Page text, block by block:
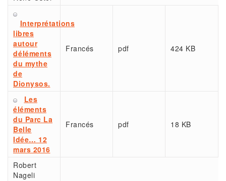
Interprétations
libres
autour
déléments
du mythe
de
Dionysos.
Francés pdf 424 KB
Les
éléments
du Parc La
Belle
Idée… 12
mars 2016
Francés pdf 18 KB
Robert
Nageli